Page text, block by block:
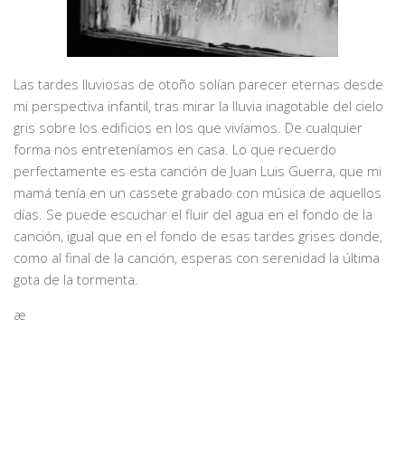
Las tardes lluviosas de otoño solían parecer eternas desde
mi perspectiva infantil, tras mirar la lluvia inagotable del cielo
gris sobre los edificios en los que vivíamos. De cualquier
forma nos entreteníamos en casa. Lo que recuerdo
perfectamente es esta canción de Juan Luis Guerra, que mi
mamá tenía en un cassete grabado con música de aquellos
días. Se puede escuchar el fluir del agua en el fondo de la
canción, igual que en el fondo de esas tardes grises donde,
como al final de la canción, esperas con serenidad la última
gota de la tormenta.
æ